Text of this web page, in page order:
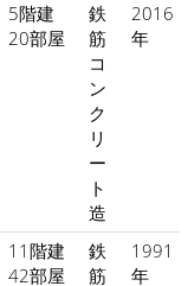
5階建
20部屋
鉄
筋
コ
ン
ク
リ
ー
ト
造
2016
年
11階建
42部屋
鉄
筋
1991
年